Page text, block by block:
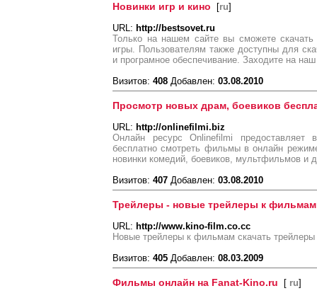
Новинки игр и кино [ru]
URL: http://bestsovet.ru
Только на нашем сайте вы сможете
игры. Пользователям также доступны для
и програмное обеспечивание. Заходите на
Визитов: 408 Добавлен: 03.08.2010
Просмотр новых драм, боевиков
URL: http://onlinefilmi.biz
Онлайн ресурс Onlinefilmi предоставляет
бесплатно смотреть фильмы в онлайн
новинки комедий, боевиков, мультфильмов и
Визитов: 407 Добавлен: 03.08.2010
Трейлеры - новые трейлеры к фильмам
URL: http://www.kino-film.co.cc
Новые трейлеры к фильмам скачать
Визитов: 405 Добавлен: 08.03.2009
Фильмы онлайн на Fanat-Kino.ru [ ru]